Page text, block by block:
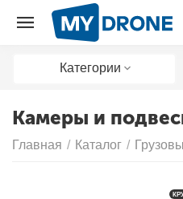
Категории
Камеры и
Главная / Каталог /